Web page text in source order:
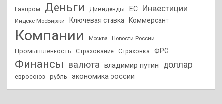
Газпром Деньги Дивиденды ЕС Инвестиции
Индекс МосБиржи Ключевая ставка Коммерсант
Компании Москва Новости России
Промышленность Страхование Страховка ФРС
Финансы валюта владимир путин доллар
евросоюз рубль экономика россии